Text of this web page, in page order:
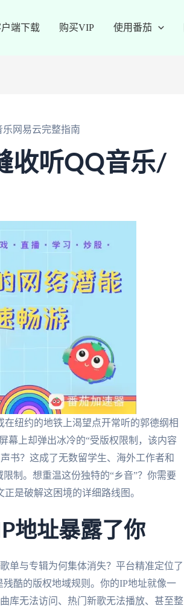
端下载 购买VIP 使用番茄
网易云完整指南
收听QQ音乐/
纽约的地铁上渴望点开常听的郭德纲相
幕上却弹出冰冷的“受版权限制，该内容
书？这成了无数留学生、海外工作者和
制。想重温这份独特的“乡音”？你需要
是破解这困境的详细路线图。
地址暴露了你
单与专辑为何集体消失？平台精准定位了
酷的版权地域规则。你的IP地址就像一
库无法访问、热门新歌无法播放、甚至整